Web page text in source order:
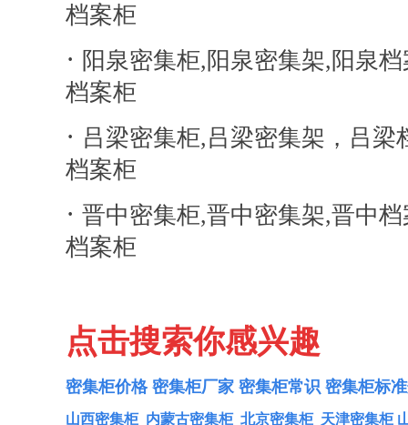
档案柜
· 阳泉密集柜,阳泉密集架,阳泉
档案柜
· 吕梁密集柜,吕梁密集架，吕梁
档案柜
· 晋中密集柜,晋中密集架,晋中档
档案柜
点击搜索你感兴趣
密集柜价格 密集柜厂家 密集柜常识 密集柜标
山西密集柜 内蒙古密集柜 北京密集柜 天津密集柜